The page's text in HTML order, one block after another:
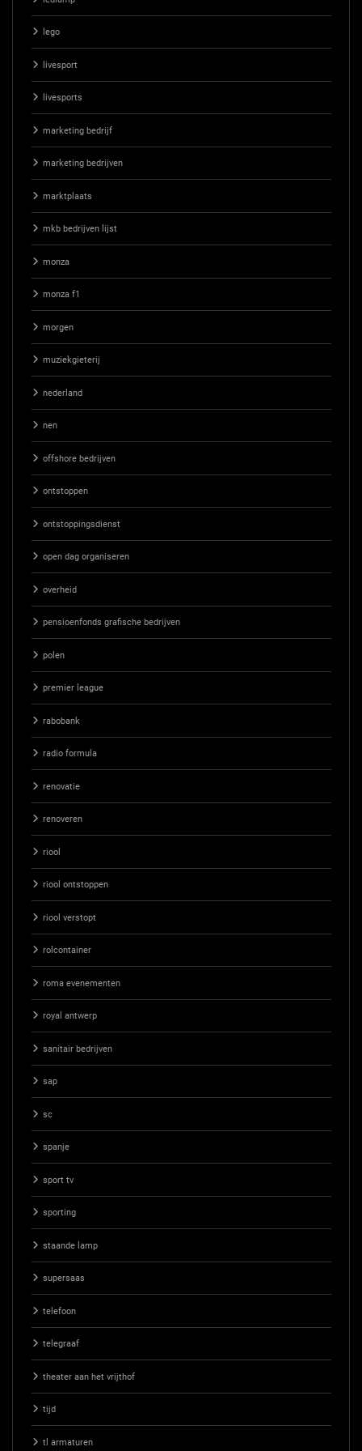
lego
livesport
livesports
marketing bedrijf
marketing bedrijven
marktplaats
mkb bedrijven lijst
monza
monza f1
morgen
muziekgieterij
nederland
nen
offshore bedrijven
ontstoppen
ontstoppingsdienst
open dag organiseren
overheid
pensioenfonds grafische bedrijven
polen
premier league
rabobank
radio formula
renovatie
renoveren
riool
riool ontstoppen
riool verstopt
rolcontainer
roma evenementen
royal antwerp
sanitair bedrijven
sap
sc
spanje
sport tv
sporting
staande lamp
supersaas
telefoon
telegraaf
theater aan het vrijthof
tijd
tl armaturen